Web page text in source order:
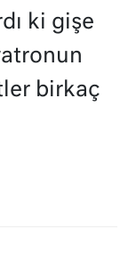
ki gişe
birkaç